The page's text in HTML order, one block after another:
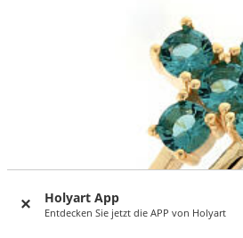
Holyart App
Entdecken Sie jetzt die APP von Holyart